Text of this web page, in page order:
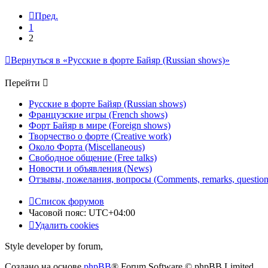
Пред.
1
2
Вернуться в «Русские в форте Байяр (Russian shows)»
Перейти
Русские в форте Байяр (Russian shows)
Французские игры (French shows)
Форт Байяр в мире (Foreign shows)
Творчество о форте (Creative work)
Около Форта (Miscellaneous)
Свободное общение (Free talks)
Новости и объявления (News)
Отзывы, пожелания, вопросы (Comments, remarks,
Список форумов
Часовой пояс: UTC+04:00
Удалить cookies
Style developer by forum,